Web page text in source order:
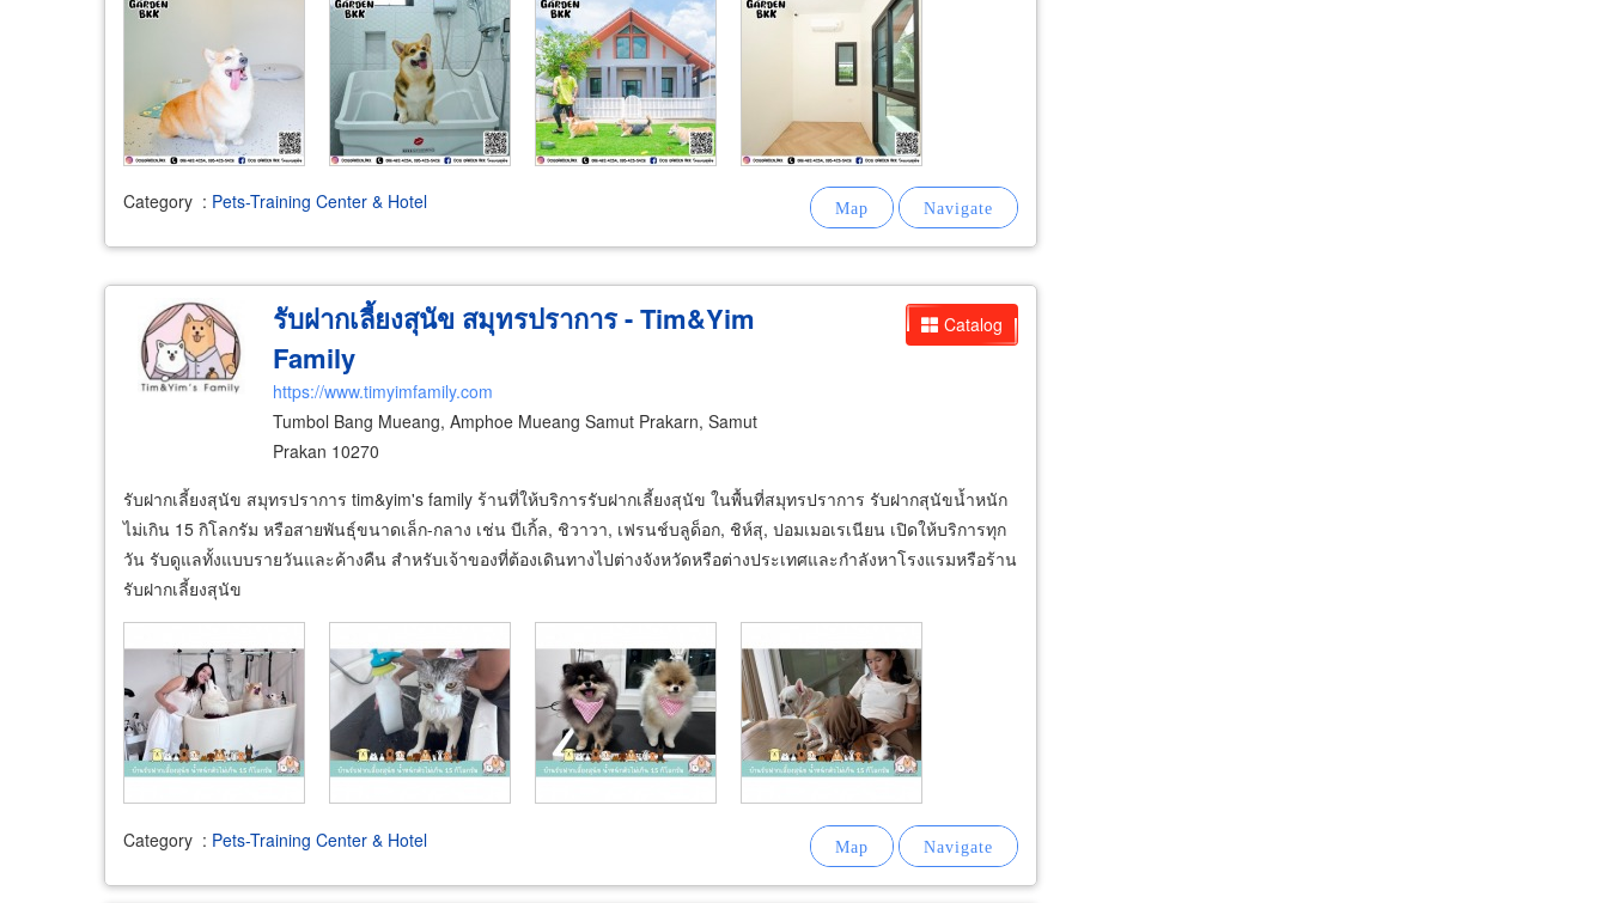
Category : Pets-Training Center & Hotel
Catalog
รับฝากเลี้ยงสุนัข สมุทรปราการ - Tim&Yim
Family
https://www.timyimfamily.com
Tumbol Bang Mueang, Amphoe Mueang Samut Prakarn, Samut
Prakan 10270
รับฝากเลี้ยงสุนัข สมุทรปราการ tim&yim's family ร้านที่ให้บริการรับฝากเลี้ยงสุนัข ในพื้นที่สมุทรปราการ รับฝากสุนัขน้ำหนัก
ไม่เกิน 15 กิโลกรัม หรือสายพันธุ์ขนาดเล็ก-กลาง เช่น บีเกิ้ล, ชิวาวา, เฟรนช์บลูด็อก, ชิห์สุ, ปอมเมอเรเนียน เปิดให้บริการทุก
วัน รับดูแลทั้งแบบรายวันและค้างคืน สำหรับเจ้าของที่ต้องเดินทางไปต่างจังหวัดหรือต่างประเทศและกำลังหาโรงแรมหรือร้าน
รับฝากเลี้ยงสุนัข
Category : Pets-Training Center & Hotel